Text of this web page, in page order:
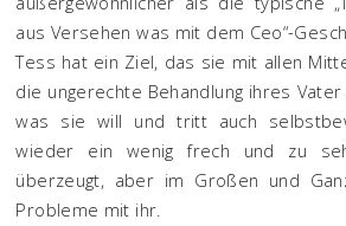
aus Versehen was mit dem Ceo“-
Tess hat ein Ziel, das sie mit allen
die ungerechte Behandlung ihres
was sie will und tritt auch
wieder ein wenig frech und zu
überzeugt, aber im Großen und
Probleme mit ihr.